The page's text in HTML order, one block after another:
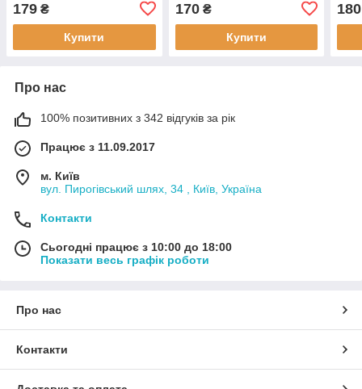
179 ₴
Купити
170₴
Купити
180
Про нас
100% позитивних з 342 відгуків за рік
Працює з 11.09.2017
м. Київ
вул. Пирогівський шлях, 34 , Київ, Україна
Контакти
Сьогодні працює з 10:00 до 18:00
Показати весь графік роботи
Про нас
Контакти